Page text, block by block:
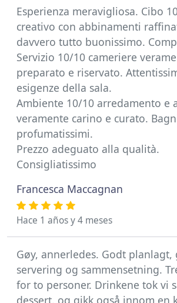
Esperienza meravigliosa. Cibo
creativo con abbinamenti
davvero tutto buonissimo.
Servizio 10/10 cameriere
preparato e riservato.
esigenze della sala.
Ambiente 10/10 arredamento e
veramente carino e curato.
profumatissimi.
Prezzo adeguato alla qualità.
Consigliatissimo
Francesca Maccagnan
Hace 1 años y 4 meses
Gøy, annerledes. Godt planlagt,
servering og sammensetning.
for to personer. Drinkene tok vi
dessert, og gikk også innom en